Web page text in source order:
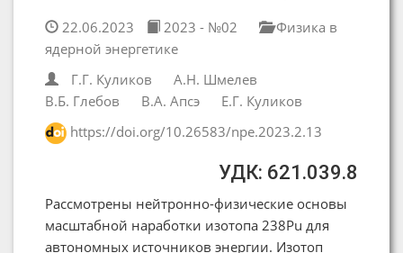
22.06.2023 2023 - №02
Физика в
ядерной энергетике
Г.Г. Куликов
А.Н. Шмелев
В.Б. Глебов
В.А. Апсэ
Е.Г. Куликов
https://doi.org/10.26583/npe.2023.2.13
УДК: 621.039.8
Рассмотрены нейтронно-физические основы
масштабной наработки изотопа 238Pu для
автономных источников энергии. Изотоп